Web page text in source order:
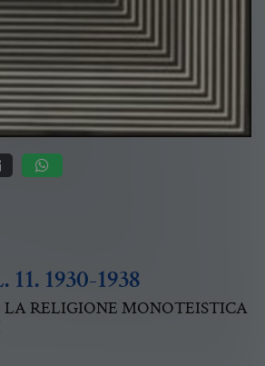
1930-1938
RELIGIONE MONOTEISTICA